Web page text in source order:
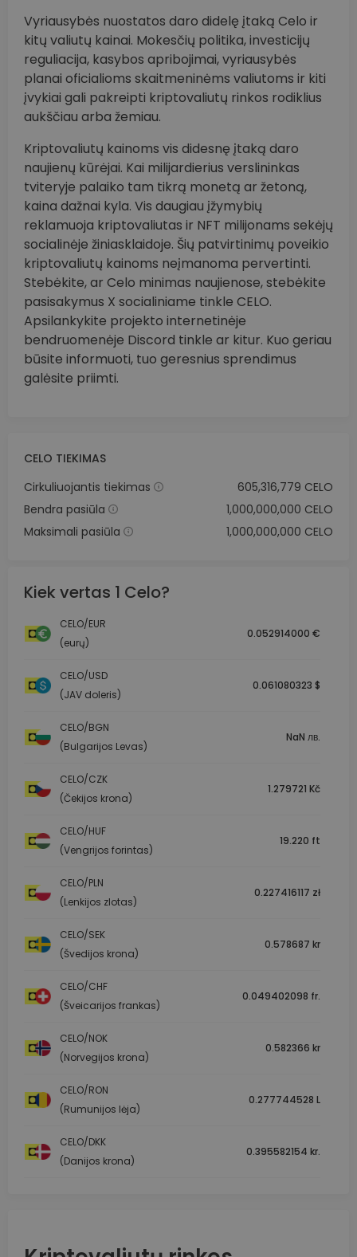
Vyriausybės nuostatos daro didelę įtaką Celo ir
kitų valiutų kainai. Mokesčių politika, investicijų
reguliacija, kasybos apribojimai, vyriausybės
planai oficialioms skaitmeninėms valiutoms ir kiti
įvykiai gali pakreipti kriptovaliutų rinkos rodiklius
aukščiau arba žemiau.
Kriptovaliutų kainoms vis didesnę įtaką daro
naujienų kūrėjai. Kai milijardierius verslininkas
tviteryje palaiko tam tikrą monetą ar žetoną,
kaina dažnai kyla. Vis daugiau įžymybių
reklamuoja kriptovaliutas ir NFT milijonams sekėjų
socialinėje žiniasklaidoje. Šių patvirtinimų poveikio
kriptovaliutų kainoms neįmanoma pervertinti.
Stebėkite, ar Celo minimas naujienose, stebėkite
pasisakymus X socialiniame tinkle CELO.
Apsilankykite projekto internetinėje
bendruomenėje Discord tinkle ar kitur. Kuo geriau
būsite informuoti, tuo geresnius sprendimus
galėsite priimti.
CELO TIEKIMAS
Cirkuliuojantis tiekimas
605,316,779 CELO
Bendra pasiūla
1,000,000,000 CELO
Maksimali pasiūla
1,000,000,000 CELO
Kiek vertas 1 Celo?
CELO/EUR
(eurų)
0.052914000 €
CELO/USD
(JAV doleris)
0.061080323 $
CELO/BGN
(Bulgarijos Levas)
NaN лв.
CELO/CZK
(Čekijos krona)
1.279721 Kč
CELO/HUF
(Vengrijos forintas)
19.220 ft
CELO/PLN
(Lenkijos zlotas)
0.227416117 zł
CELO/SEK
(Švedijos krona)
0.578687 kr
CELO/CHF
(Šveicarijos frankas)
0.049402098 fr.
CELO/NOK
(Norvegijos krona)
0.582366 kr
CELO/RON
(Rumunijos lėja)
0.277744528 L
CELO/DKK
(Danijos krona)
0.395582154 kr.